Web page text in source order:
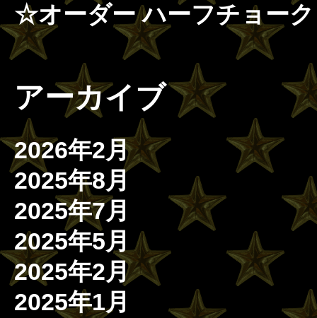
☆オーダー ハーフチョー
アーカイブ
2026年2月
2025年8月
2025年7月
2025年5月
2025年2月
2025年1月